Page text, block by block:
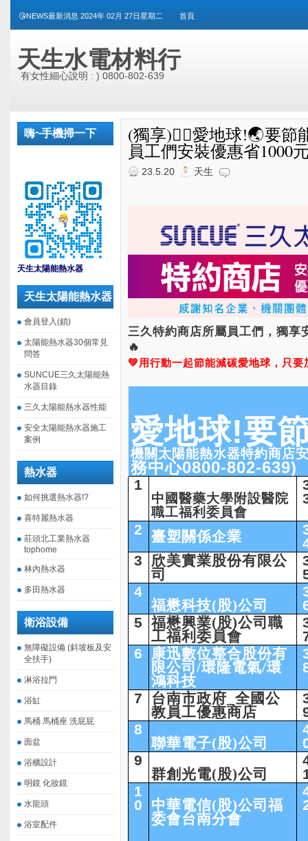
😘NEWS最新消息 2024年 02月 27日星期二 首頁
天生水電材料行
有女性細心說明 : ) 0800-802-639
嗨~手機掃一下
天生太陽能熱水器
天生太陽能熱水器
會員登入(鎖)
太陽能熱水器30個常見
問答
SUNCUE三久太陽能熱
水器目錄
三久太陽能熱水器性能
安全太陽能熱水器施工
案例
熱水器
如何挑選熱水器!?
喜特麗熱水器
莊頭北工業熱水器
tophome
林內熱水器
多田熱水器
衛浴設備
無障礙設備 (斜坡板及安
全扶手)
淋浴拉門
浴缸
馬桶 馬桶座 洗屁屁
面盆
浴櫃設計
明鏡 化妝鏡
水龍頭
浴室配件
(獨享)🙆‍♀愛地球!🌏要節
員工們安裝優惠省1000
23.5.20 天生
三久特約商店所屬員工們，獨
🔥
💚用行動一起節能減碳愛地球， 只要
愛地球!要
機關太陽能熱水器特約商店
務中心0800-802-639)
1
中國醫藥大學附設醫院
職工福利委員會
2 臺塑關係企業
3
欣美實業股份有限公
司
4
福懋科技(股)公司
5 福懋興業(股)公司職
工福利委員會
6
康迅數位整合股份有
限公司/環隆電氣/環
鴻科技
7
台南市政府_全國公
教員工優惠商店
8
聯華電子(股)公司
9
群創光電(股)公司
1
0
中華電信(股)公司福
委會台南分會